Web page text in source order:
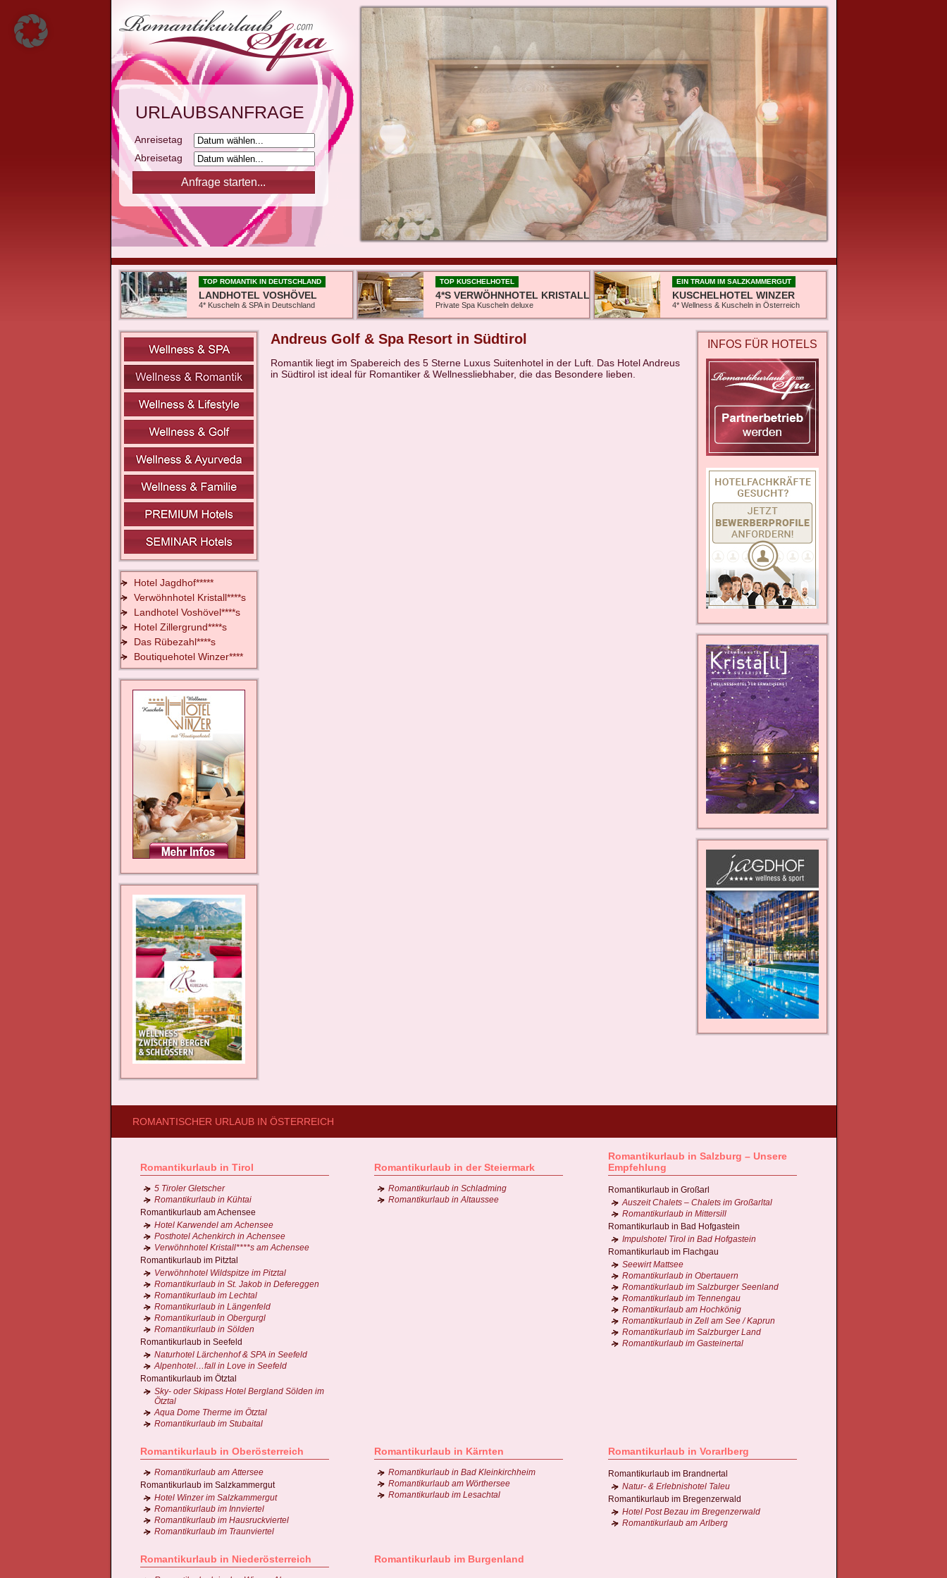
URLAUBSANFRAGE
Anreisetag
Abreisetag
TOP ROMANTIK IN DEUTSCHLAND
LANDHOTEL VOSHÖVEL
4* Kuscheln & SPA in Deutschland
TOP KUSCHELHOTEL
4*S VERWÖHNHOTEL KRISTALL
Private Spa Kuscheln deluxe
EIN TRAUM IM SALZKAMMERGUT
KUSCHELHOTEL WINZER
4* Wellness & Kuscheln in Österreich
Hotel Jagdhof*****
Verwöhnhotel Kristall****s
Landhotel Voshövel****s
Hotel Zillergrund****s
Das Rübezahl****s
Boutiquehotel Winzer****
Andreus Golf & Spa Resort in Südtirol
Romantik liegt im Spabereich des 5 Sterne Luxus Suitenhotel in der Luft. Das Hotel Andreus
in Südtirol ist ideal für Romantiker & Wellnessliebhaber, die das Besondere lieben.
INFOS FÜR HOTELS
ROMANTISCHER URLAUB IN ÖSTERREICH
Romantikurlaub in Tirol
5 Tiroler Gletscher
Romantikurlaub in Kühtai
Romantikurlaub am Achensee
Hotel Karwendel am Achensee
Posthotel Achenkirch in Achensee
Verwöhnhotel Kristall****s am Achensee
Romantikurlaub im Pitztal
Verwöhnhotel Wildspitze im Pitztal
Romantikurlaub in St. Jakob in Defereggen
Romantikurlaub im Lechtal
Romantikurlaub in Längenfeld
Romantikurlaub in Obergurgl
Romantikurlaub in Sölden
Romantikurlaub in Seefeld
Naturhotel Lärchenhof & SPA in Seefeld
Alpenhotel…fall in Love in Seefeld
Romantikurlaub im Ötztal
Sky- oder Skipass Hotel Bergland Sölden im
Ötztal
Aqua Dome Therme im Ötztal
Romantikurlaub im Stubaital
Romantikurlaub in der Steiermark
Romantikurlaub in Schladming
Romantikurlaub in Altaussee
Romantikurlaub in Salzburg – Unsere
Empfehlung
Romantikurlaub in Großarl
Auszeit Chalets – Chalets im Großarltal
Romantikurlaub in Mittersill
Romantikurlaub in Bad Hofgastein
Impulshotel Tirol in Bad Hofgastein
Romantikurlaub im Flachgau
Seewirt Mattsee
Romantikurlaub in Obertauern
Romantikurlaub im Salzburger Seenland
Romantikurlaub im Tennengau
Romantikurlaub am Hochkönig
Romantikurlaub in Zell am See / Kaprun
Romantikurlaub im Salzburger Land
Romantikurlaub im Gasteinertal
Romantikurlaub in Oberösterreich
Romantikurlaub am Attersee
Romantikurlaub im Salzkammergut
Hotel Winzer im Salzkammergut
Romantikurlaub im Innviertel
Romantikurlaub im Hausruckviertel
Romantikurlaub im Traunviertel
Romantikurlaub in Kärnten
Romantikurlaub in Bad Kleinkirchheim
Romantikurlaub am Wörthersee
Romantikurlaub im Lesachtal
Romantikurlaub in Vorarlberg
Romantikurlaub im Brandnertal
Natur- & Erlebnishotel Taleu
Romantikurlaub im Bregenzerwald
Hotel Post Bezau im Bregenzerwald
Romantikurlaub am Arlberg
Romantikurlaub in Niederösterreich Romantikurlaub im Burgenland